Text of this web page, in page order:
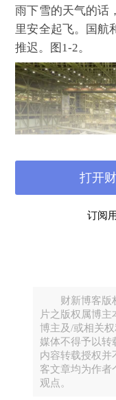
雨下雪的天气的话
里安全起飞。国航
推迟。图 1-2。
订阅
打开
财新博客版权
片之版权属博主
博主及/或相关
媒体不得予以转
内容转载授权并
客文章均为作者
观点。